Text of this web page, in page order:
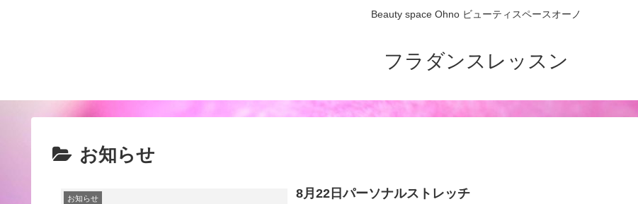
Beauty space Ohno ビューティスペースオーノ
フラダンスレッスン
お知らせ
お知らせ 8月22日パーソナルストレッチ